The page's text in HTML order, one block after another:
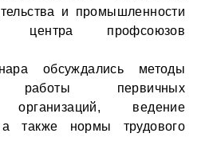
и промышленности
центра профсоюзов
обсуждались методы
работы первичных
организаций, ведение
а также нормы трудового